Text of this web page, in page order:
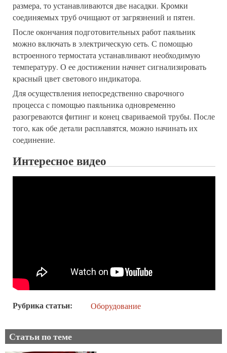
размера, то устанавливаются две насадки. Кромки
соединяемых труб очищают от загрязнений и пятен.
После окончания подготовительных работ паяльник
можно включать в электрическую сеть. С помощью
встроенного термостата устанавливают необходимую
температуру. О ее достижении начнет сигнализировать
красный цвет светового индикатора.
Для осуществления непосредственно сварочного
процесса с помощью паяльника одновременно
разогреваются фитинг и конец свариваемой трубы. После
того, как обе детали расплавятся, можно начинать их
соединение.
Интересное видео
Рубрика статьи Оборудование
Статьи по теме